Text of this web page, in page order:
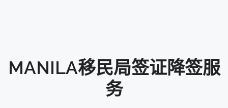
MANILA移民局签证降签服
务